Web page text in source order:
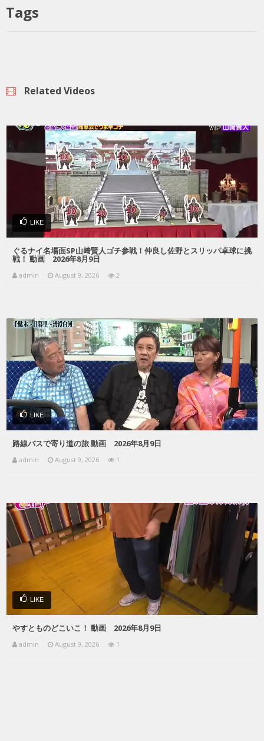
Tags
Related Videos
LIKE
ぐるナイ名場面SP山﨑賢人ゴチ参戦！仲良し佐野とスリッパ卓球に挑
戦！ 動画 2026年8月9日
admin August 9, 2026 2
LIKE
路線バスで寄り道の旅 動画 2026年8月9日
admin August 9, 2026 1
LIKE
やすとものどこいこ！ 動画 2026年8月9日
admin August 9, 2026 1